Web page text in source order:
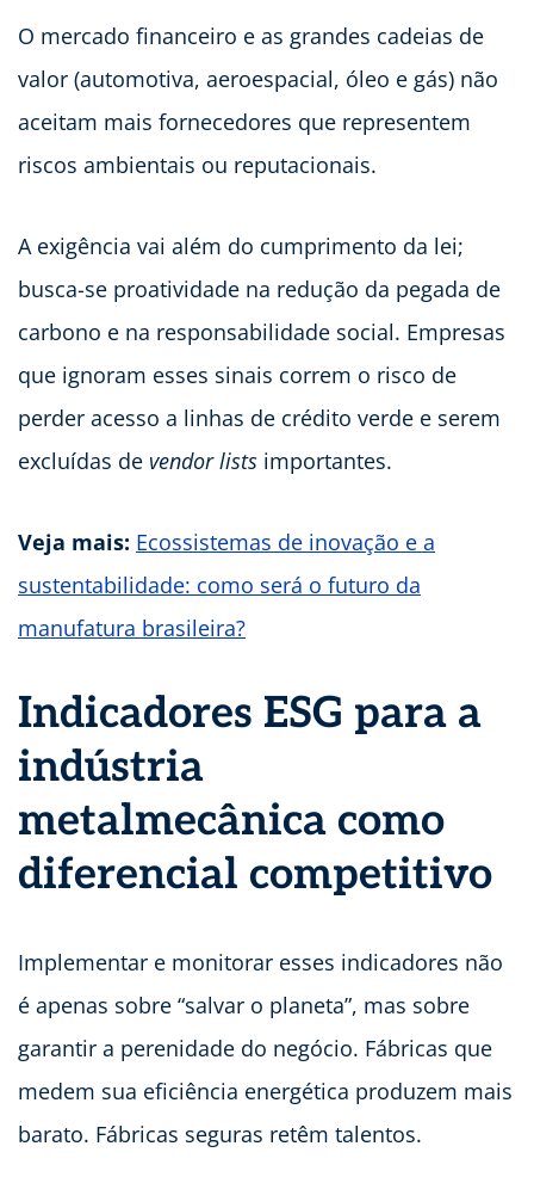
O mercado financeiro e as grandes cadeias de
valor (automotiva, aeroespacial, óleo e gás) não
aceitam mais fornecedores que representem
riscos ambientais ou reputacionais.
A exigência vai além do cumprimento da lei;
busca-se proatividade na redução da pegada de
carbono e na responsabilidade social. Empresas
que ignoram esses sinais correm o risco de
perder acesso a linhas de crédito verde e serem
excluídas de vendor lists importantes.
Veja mais: Ecossistemas de inovação e a
sustentabilidade: como será o futuro da
manufatura brasileira?
Indicadores ESG para a
indústria
metalmecânica como
diferencial competitivo
Implementar e monitorar esses indicadores não
é apenas sobre “salvar o planeta”, mas sobre
garantir a perenidade do negócio. Fábricas que
medem sua eficiência energética produzem mais
barato. Fábricas seguras retêm talentos.